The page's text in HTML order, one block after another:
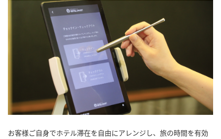
お客様ご自身でホテル滞在を自由にアレンジし、旅の時間を有効